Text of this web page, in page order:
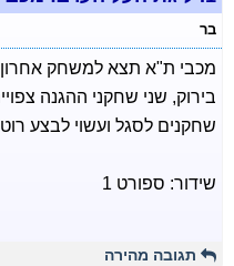
בר
שחקנים לסגל ועשוי לבצע
שידור: ספורט 1
תגובה מהירה